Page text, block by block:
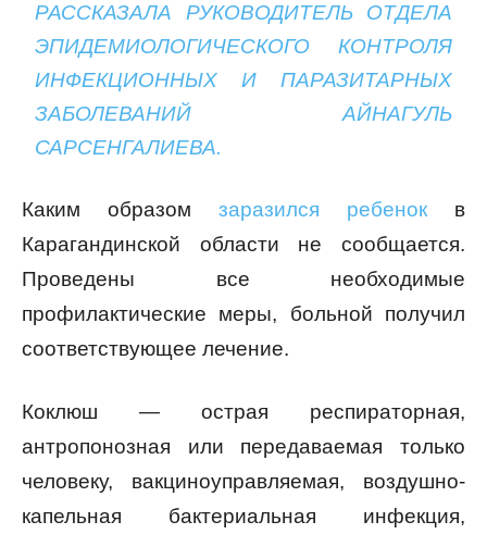
РАССКАЗАЛА РУКОВОДИТЕЛЬ ОТДЕЛА
ЭПИДЕМИОЛОГИЧЕСКОГО КОНТРОЛЯ
ИНФЕКЦИОННЫХ И ПАРАЗИТАРНЫХ
ЗАБОЛЕВАНИЙ АЙНАГУЛЬ
САРСЕНГАЛИЕВА.
Каким образом заразился ребенок в
Карагандинской области не сообщается.
Проведены все необходимые
профилактические меры, больной получил
соответствующее лечение.
Коклюш — острая респираторная,
антропонозная или передаваемая только
человеку, вакциноуправляемая, воздушно-
капельная бактериальная инфекция,